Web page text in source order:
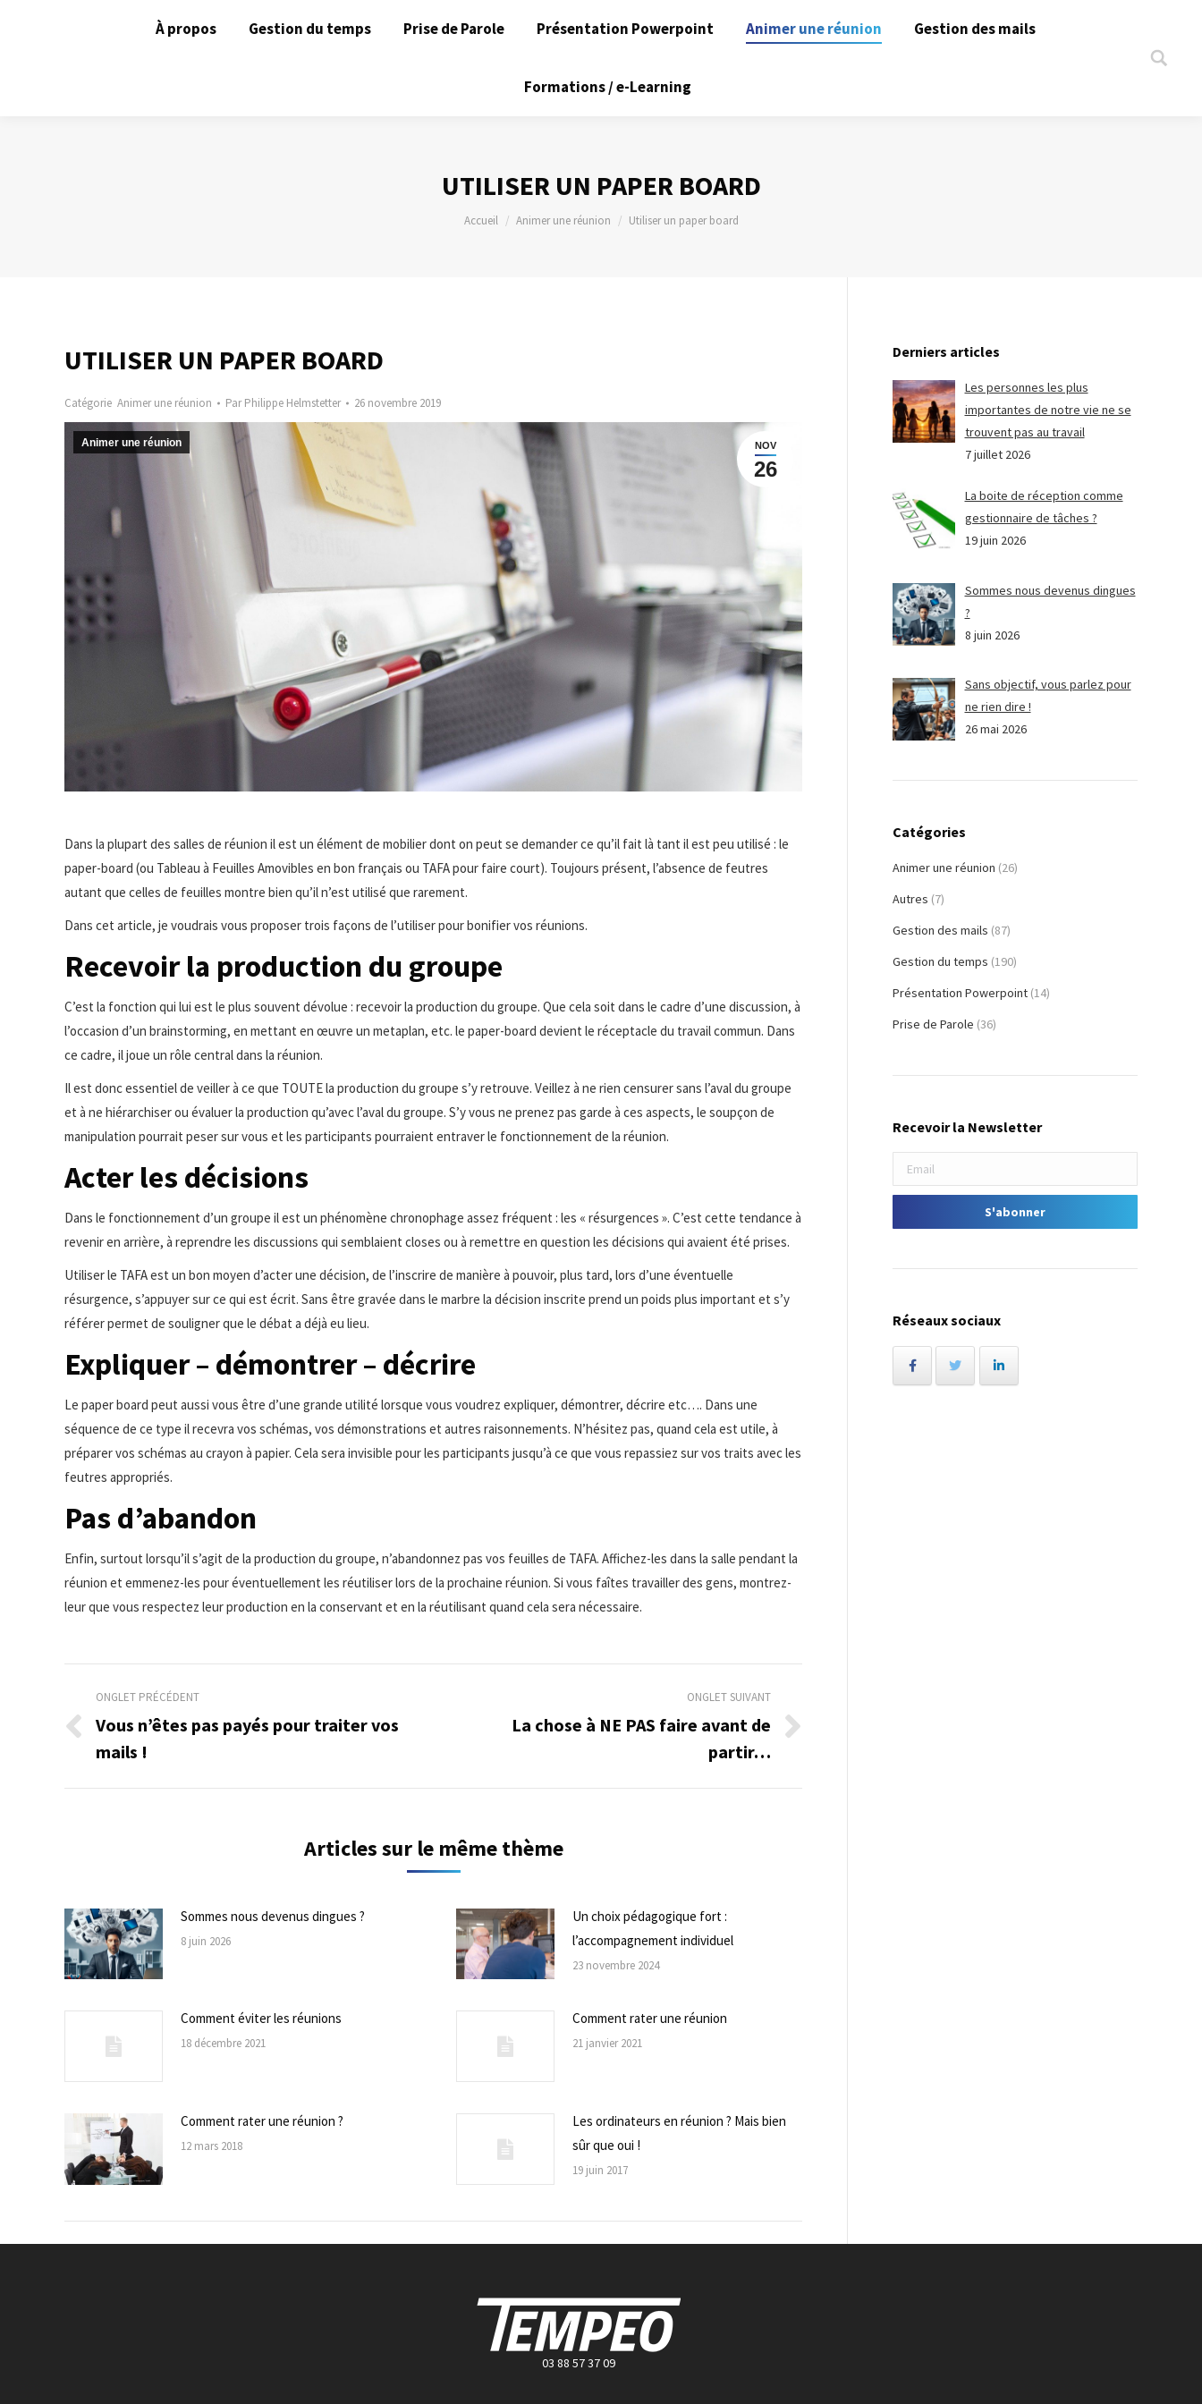
À propos Gestion du temps Prise de Parole Présentation Powerpoint Animer une réunion Gestion des mails
Formations / e-Learning
Search:
UTILISER UN PAPER BOARD
Vous êtes ici :
Accueil Animer une réunion Utiliser un paper board
UTILISER UN PAPER BOARD
Catégorie Animer une réunion ParPhilippe Helmstetter 26 novembre 2019
NOV
26
Animer une réunion
Dans la plupart des salles de réunion il est un élément de mobilier dont on peut se demander ce qu’il fait là tant il est peu utilisé : le
paper-board (ou Tableau à Feuilles Amovibles en bon français ou TAFA pour faire court). Toujours présent, l’absence de feutres
autant que celles de feuilles montre bien qu’il n’est utilisé que rarement.
Dans cet article, je voudrais vous proposer trois façons de l’utiliser pour bonifier vos réunions.
Recevoir la production du groupe
C’est la fonction qui lui est le plus souvent dévolue : recevoir la production du groupe. Que cela soit dans le cadre d’une discussion, à
l’occasion d’un brainstorming, en mettant en œuvre un metaplan, etc. le paper-board devient le réceptacle du travail commun. Dans
ce cadre, il joue un rôle central dans la réunion.
Il est donc essentiel de veiller à ce que TOUTE la production du groupe s’y retrouve. Veillez à ne rien censurer sans l’aval du groupe
et à ne hiérarchiser ou évaluer la production qu’avec l’aval du groupe. S’y vous ne prenez pas garde à ces aspects, le soupçon de
manipulation pourrait peser sur vous et les participants pourraient entraver le fonctionnement de la réunion.
Acter les décisions
Dans le fonctionnement d’un groupe il est un phénomène chronophage assez fréquent : les « résurgences ». C’est cette tendance à
revenir en arrière, à reprendre les discussions qui semblaient closes ou à remettre en question les décisions qui avaient été prises.
Utiliser le TAFA est un bon moyen d’acter une décision, de l’inscrire de manière à pouvoir, plus tard, lors d’une éventuelle
résurgence, s’appuyer sur ce qui est écrit. Sans être gravée dans le marbre la décision inscrite prend un poids plus important et s’y
référer permet de souligner que le débat a déjà eu lieu.
Expliquer – démontrer – décrire
Le paper board peut aussi vous être d’une grande utilité lorsque vous voudrez expliquer, démontrer, décrire etc…. Dans une
séquence de ce type il recevra vos schémas, vos démonstrations et autres raisonnements. N’hésitez pas, quand cela est utile, à
préparer vos schémas au crayon à papier. Cela sera invisible pour les participants jusqu’à ce que vous repassiez sur vos traits avec les
feutres appropriés.
Pas d’abandon
Enfin, surtout lorsqu’il s’agit de la production du groupe, n’abandonnez pas vos feuilles de TAFA. Affichez-les dans la salle pendant la
réunion et emmenez-les pour éventuellement les réutiliser lors de la prochaine réunion. Si vous faîtes travailler des gens, montrez-
leur que vous respectez leur production en la conservant et en la réutilisant quand cela sera nécessaire.
Navigation
de
commentaire
ONGLET PRÉCÉDENT
Onglet
précédent
Vous n’êtes pas payés pour traiter vos
mails !
ONGLET SUIVANT
La chose à NE PAS faire avant de
partir…
Articles sur le même thème
Sommes nous devenus dingues ?
8 juin 2026
Un choix pédagogique fort :
l’accompagnement individuel
23 novembre 2024
Comment éviter les réunions
18 décembre 2021
Comment rater une réunion
21 janvier 2021
Comment rater une réunion ?
12 mars 2018
Les ordinateurs en réunion ? Mais bien
sûr que oui !
19 juin 2017
Derniers articles
Les personnes les plus
importantes de notre vie ne se
trouvent pas au travail
7 juillet 2026
La boite de réception comme
gestionnaire de tâches ?
19 juin 2026
Sommes nous devenus dingues
?
8 juin 2026
Sans objectif, vous parlez pour
ne rien dire !
26 mai 2026
Catégories
Animer une réunion (26)
Autres (7)
Gestion des mails (87)
Gestion du temps (190)
Présentation Powerpoint (14)
Prise de Parole (36)
Recevoir la Newsletter
Réseaux sociaux
03 88 57 37 09